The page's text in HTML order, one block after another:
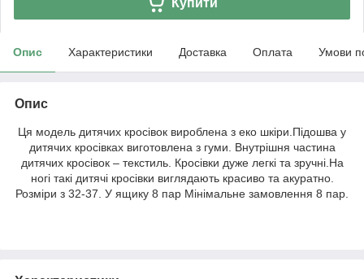
Опис Характеристики Доставка Оплата Умови
Опис
Ця модель дитячих кросівок вироблена з еко шкіри.Підошва у
дитячих кросівках виготовлена ​​з гуми. Внутрішня частина
дитячих кросівок – текстиль. Кросівки дуже легкі та зручні.На
ногі такі дитячі кросівки виглядають красиво та акуратно.
Розміри з 32-37. У ящику 8 пар Мінімальне замовлення 8 пар.